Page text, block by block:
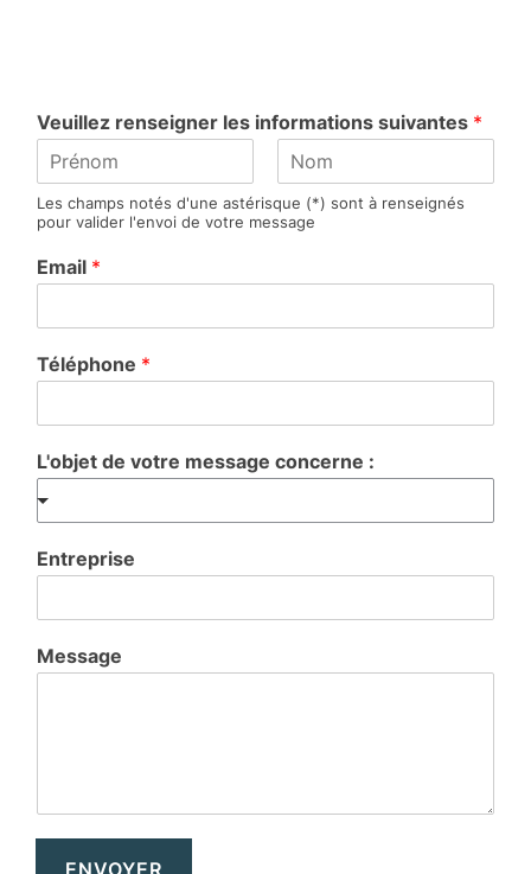
Veuillez renseigner les informations suivantes *
r
é
o
m
o
m
Les champs notés d'une astérisque (*) sont à renseignés
pour valider l'envoi de votre message
Email *
Téléphone *
L'objet de votre message concerne :
Entreprise
Message